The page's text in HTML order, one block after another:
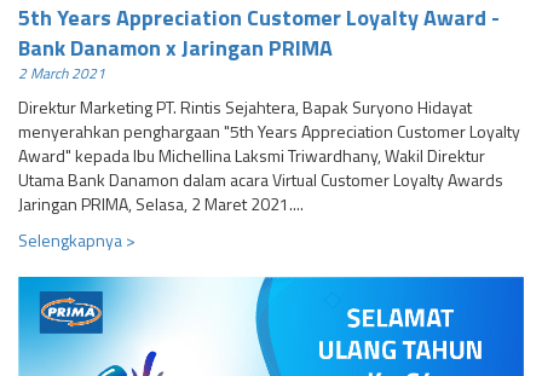
5th Years Appreciation Customer Loyalty Award -
Bank Danamon x Jaringan PRIMA
2 March 2021
Direktur Marketing PT. Rintis Sejahtera, Bapak Suryono Hidayat
menyerahkan penghargaan "5th Years Appreciation Customer Loyalty
Award" kepada Ibu Michellina Laksmi Triwardhany, Wakil Direktur
Utama Bank Danamon dalam acara Virtual Customer Loyalty Awards
Jaringan PRIMA, Selasa, 2 Maret 2021....
Selengkapnya >